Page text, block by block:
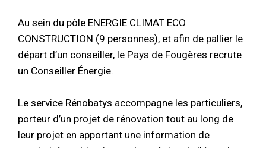
Au sein du pôle ENERGIE CLIMAT ECO
CONSTRUCTION (9 personnes), et afin de pallier le
départ d’un conseiller, le Pays de Fougères recrute
un Conseiller Énergie.
Le service Rénobatys accompagne les particuliers,
porteur d’un projet de rénovation tout au long de
leur projet en apportant une information de